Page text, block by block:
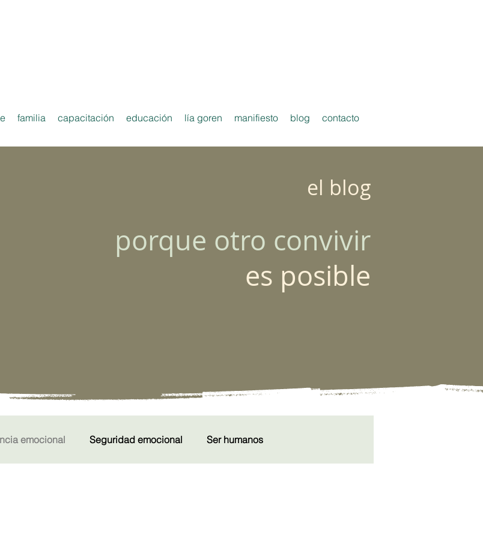
familia capacitación educación lía goren manifiesto blog contacto
el blog
porque otro convivir
es posible
emocional Seguridad emocional Ser humanos